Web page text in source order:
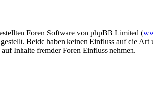
Foren-Software von phpBB Limited (
Beide haben keinen Einfluss auf die Art
Inhalte fremder Foren Einfluss nehmen.